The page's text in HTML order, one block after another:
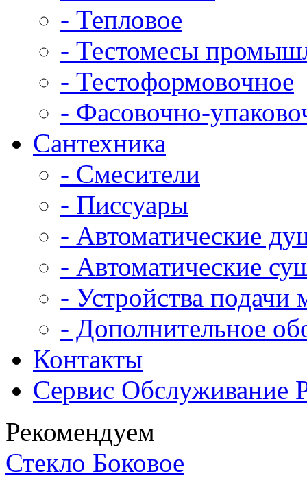
- Тепловое
- Тестомесы
- Тестоформовочное
- Фасовочно-
Сантехника
- Смесители
- Писсуары
- Автоматические
- Автоматические
- Устройства подачи
- Дополнительное
Контакты
Сервис Обслуживание
Рекомендуем
Стекло Боковое